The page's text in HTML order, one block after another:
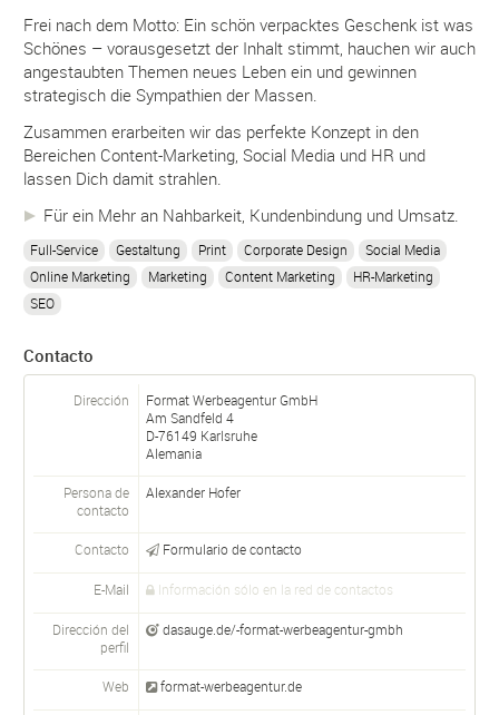
Frei nach dem Motto: Ein schön verpacktes Geschenk ist was
Schönes – vorausgesetzt der Inhalt stimmt, hauchen wir auch
angestaubten Themen neues Leben ein und gewinnen
strategisch die Sympathien der Massen.
Zusammen erarbeiten wir das perfekte Konzept in den
Bereichen Content-Marketing, Social Media und HR und
lassen Dich damit strahlen.
Für ein Mehr an Nahbarkeit, Kundenbindung und Umsatz.
Full-Service Gestaltung Print Corporate Design
Social Media
Online Marketing
Marketing Content Marketing
HR-Marketing
SEO
Contacto
Dirección
Format Werbeagentur GmbH
Am Sandfeld 4
D-76149 Karlsruhe
Alemania
Persona de
contacto
Alexander Hofer
Contacto Formulario de contacto
E-Mail Información sólo en la red de contactos
Dirección del
perfil
dasauge.de/-format-werbeagentur-gmbh
Web format-werbeagentur.de